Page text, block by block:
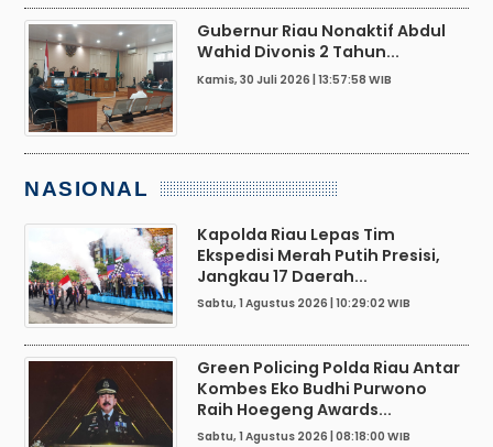
Gubernur Riau Nonaktif Abdul
Wahid Divonis 2 Tahun...
Kamis, 30 Juli 2026 | 13:57:58 WIB
NASIONAL
Kapolda Riau Lepas Tim
Ekspedisi Merah Putih Presisi,
Jangkau 17 Daerah...
Sabtu, 1 Agustus 2026 | 10:29:02 WIB
Green Policing Polda Riau Antar
Kombes Eko Budhi Purwono
Raih Hoegeng Awards...
Sabtu, 1 Agustus 2026 | 08:18:00 WIB